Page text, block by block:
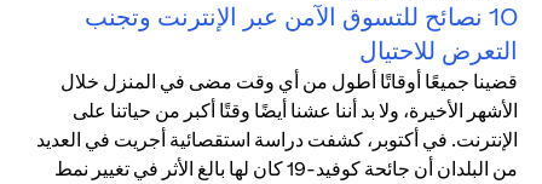
10 نصائح للتسوق الآمن عبر الإنترنت وتجنب
التعرض للاحتيال
قضينا جميعًا أوقاتًا أطول من أي وقت مضى في المنزل خلال
الأشهر الأخيرة، ولا بد أننا عشنا أيضًا وقتًا أكبر من حياتنا على
الإنترنت. في أكتوبر، كشفت دراسة استقصائية أجريت في العديد
من البلدان أن جائحة كوفيد-19 كان لها بالغ الأثر في تغيير نمط